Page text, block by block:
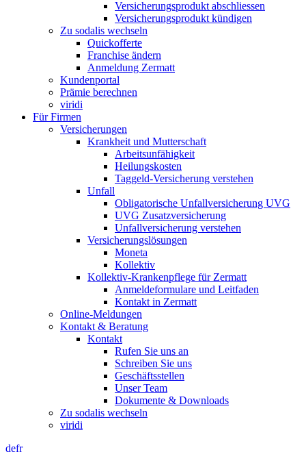
Versicherungsprodukt abschliessen
Versicherungsprodukt kündigen
Zu sodalis wechseln
Quickofferte
Franchise ändern
Anmeldung Zermatt
Kundenportal
Prämie berechnen
viridi
Für Firmen
Versicherungen
Krankheit und Mutterschaft
Arbeitsunfähigkeit
Heilungskosten
Taggeld-Versicherung verstehen
Unfall
Obligatorische Unfallversicherung UVG
UVG Zusatzversicherung
Unfallversicherung verstehen
Versicherungslösungen
Moneta
Kollektiv
Kollektiv-Krankenpflege für Zermatt
Anmeldeformulare und Leitfaden
Kontakt in Zermatt
Online-Meldungen
Kontakt & Beratung
Kontakt
Rufen Sie uns an
Schreiben Sie uns
Geschäftsstellen
Unser Team
Dokumente & Downloads
Zu sodalis wechseln
viridi
defr